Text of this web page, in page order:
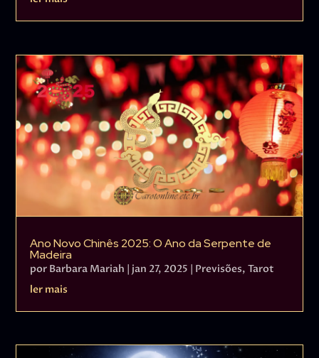
Ano Novo Chinês 2025: O Ano da Serpente de
Madeira
por Barbara Mariah | jan 27, 2025 | Previsões,Tarot
ler mais